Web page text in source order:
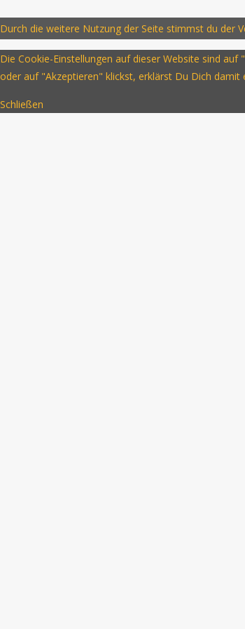
Durch die weitere Nutzung der Seite stimmst du der
Die Cookie-Einstellungen auf dieser Website sind
oder auf "Akzeptieren" klickst, erklärst Du Dich
Schließen